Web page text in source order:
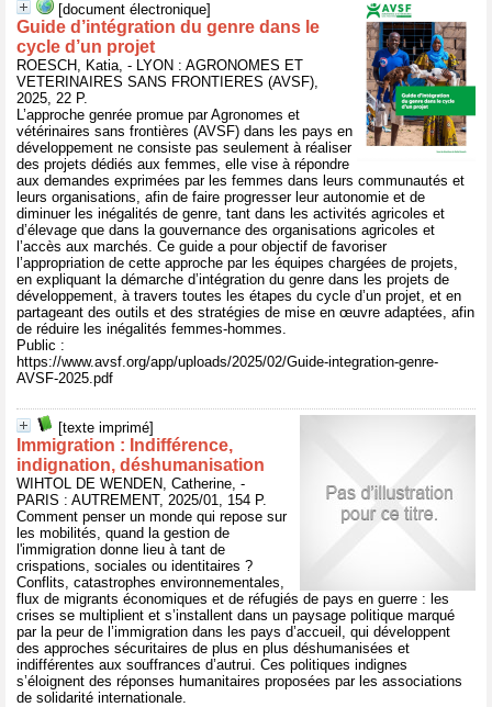
[document électronique]
Guide d’intégration du genre dans le
cycle d’un projet
ROESCH, Katia, - LYON : AGRONOMES ET
VETERINAIRES SANS FRONTIERES (AVSF),
2025, 22 P.
L’approche genrée promue par Agronomes et
vétérinaires sans frontières (AVSF) dans les pays en
développement ne consiste pas seulement à réaliser
des projets dédiés aux femmes, elle vise à répondre
aux demandes exprimées par les femmes dans leurs communautés et
leurs organisations, afin de faire progresser leur autonomie et de
diminuer les inégalités de genre, tant dans les activités agricoles et
d’élevage que dans la gouvernance des organisations agricoles et
l’accès aux marchés. Ce guide a pour objectif de favoriser
l’appropriation de cette approche par les équipes chargées de projets,
en expliquant la démarche d’intégration du genre dans les projets de
développement, à travers toutes les étapes du cycle d’un projet, et en
partageant des outils et des stratégies de mise en œuvre adaptées, afin
de réduire les inégalités femmes-hommes.
Public :
https://www.avsf.org/app/uploads/2025/02/Guide-integration-genre-
AVSF-2025.pdf
[texte imprimé]
Immigration : Indifférence,
indignation, déshumanisation
WIHTOL DE WENDEN, Catherine, -
PARIS : AUTREMENT, 2025/01, 154 P.
Comment penser un monde qui repose sur
les mobilités, quand la gestion de
l'immigration donne lieu à tant de
crispations, sociales ou identitaires ?
Conflits, catastrophes environnementales,
flux de migrants économiques et de réfugiés de pays en guerre : les
crises se multiplient et s’installent dans un paysage politique marqué
par la peur de l’immigration dans les pays d’accueil, qui développent
des approches sécuritaires de plus en plus déshumanisées et
indifférentes aux souffrances d’autrui. Ces politiques indignes
s’éloignent des réponses humanitaires proposées par les associations
de solidarité internationale.